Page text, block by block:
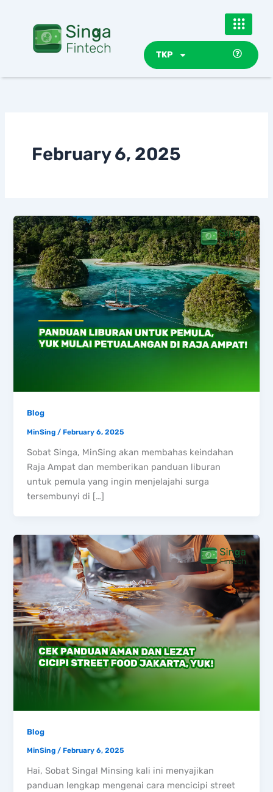
TKP
February 6, 2025
Blog
MinSing /February 6, 2025
Sobat Singa, MinSing akan membahas keindahan
Raja Ampat dan memberikan panduan liburan
untuk pemula yang ingin menjelajahi surga
tersembunyi di […]
Blog
MinSing/February 6, 2025
Hai, Sobat Singa! Minsing kali ini menyajikan
panduan lengkap mengenai cara mencicipi street